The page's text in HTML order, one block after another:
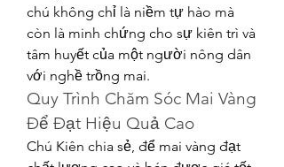
chú không chỉ là niềm tự hào mà
còn là minh chứng cho sự kiên trì và
tâm huyết của một người nông dân
với nghề trồng mai.
Quy Trình Chăm Sóc Mai Vàng
Để Đạt Hiệu Quả Cao
Chú Kiên chia sẻ, để mai vàng đạt